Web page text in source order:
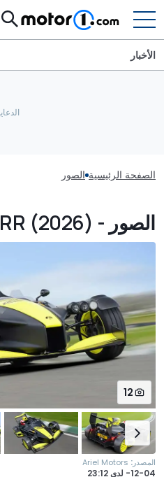
الأخبار
الصفحة الرئيسية الصور
الصور - Ariel Atom 4RR (2026)
12
المصدر:
Ariel Motors
12-04- لدى